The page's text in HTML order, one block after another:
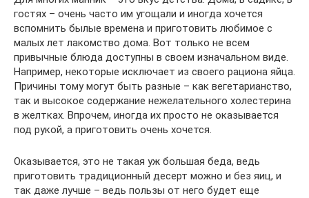
гостях – очень часто им угощали и иногда хочется
вспомнить былые времена и приготовить любимое с
малых лет лакомство дома. Вот только не всем
привычные блюда доступны в своем изначальном виде.
Например, некоторые исключает из своего рациона яйца.
Причины тому могут быть разные – как вегетарианство,
так и высокое содержание нежелательного холестерина
в желтках. Впрочем, иногда их просто не оказывается
под рукой, а приготовить очень хочется.
Оказывается, это не такая уж большая беда, ведь
приготовить традиционный десерт можно и без яиц, и
так даже лучше – ведь пользы от него будет еще